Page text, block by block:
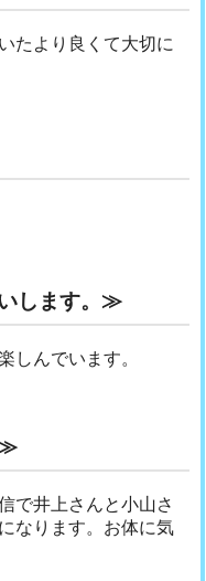
たより良くて大切に
します。≫
しんでいます。
≫
で井上さんと小山さ
なります。お体に気